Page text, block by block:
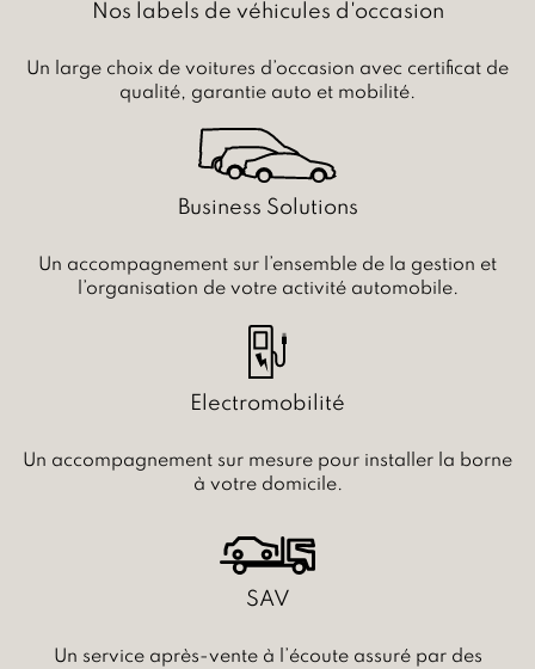
Nos labels de véhicules d'occasion
Un large choix de voitures d’occasion avec certificat de
qualité, garantie auto et mobilité.
Business Solutions
Un accompagnement sur l’ensemble de la gestion et
l’organisation de votre activité automobile.
Electromobilité
Un accompagnement sur mesure pour installer la borne
à votre domicile.
SAV
Un service après-vente à l’écoute assuré par des